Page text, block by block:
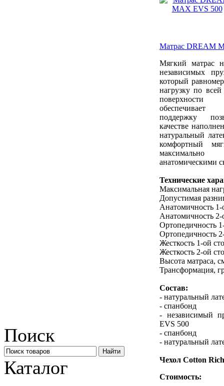
Поиск
Каталог
Матрас DREAM
Мягкий матрас
независимых
который
нагрузку по всей
обеспечивает
поддержку
качестве
натуральный
комфортный
максимально
анатомическими
Технические
Максимальная
Допустимая
Анатомичность
Анатомичность
Ортопедичность
Ортопедичность
Жесткость 1-ой
Жесткость 2-ой
Высота матраса,
Трансформация,
Состав:
- натуральный
- спанбонд
- независимый
EVS 500
- спанбонд
- натуральный
Чехол Cotton Rich
Стоимость: